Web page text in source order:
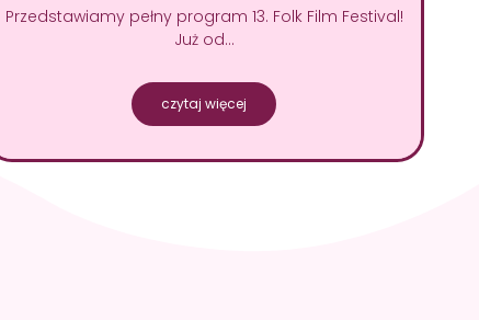
Przedstawiamy pełny program 13. Folk Film Festival!
Już od…
czytaj więcej